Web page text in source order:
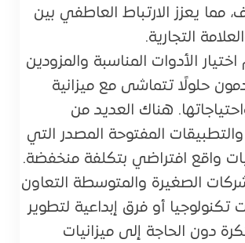
مما يعزز الارتباط العاطفي بين
التجارية.
الأدوات المناسبة والمزودين
حلولًا تتماشى مع ميزانية
هناك العديد من
المفتوحة المصدر التي
واقع افتراضي بتكلفة منخفضة.
الصغيرة والمتوسطة التعاون
أو فرق إبداعية لتطوير
دون الحاجة إلى ميزانيات